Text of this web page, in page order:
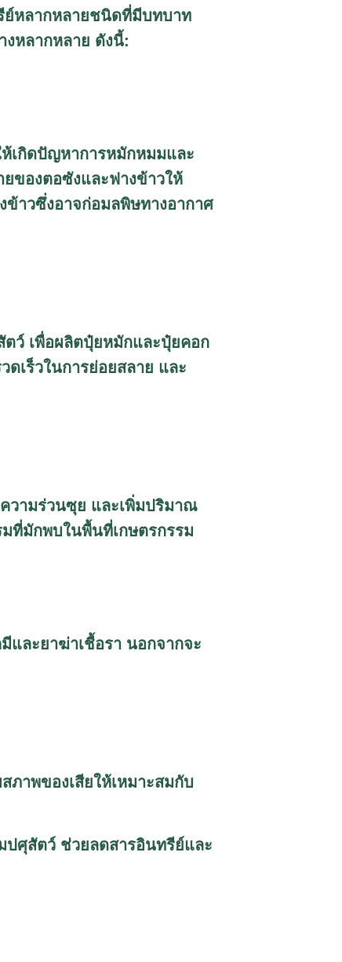
ย์หลากหลายชนิดที่มีบทบาท
งหลากหลาย ดังนี้:
ห้เกิดปัญหาการหมักหมมและ
ของตอซังและฟางข้าวให้
าวซึ่งอาจก่อมลพิษทางอากาศ
ว์ เพื่อผลิตปุ๋ยหมักและปุ๋ยคอก
เร็วในการย่อยสลาย และ
วามร่วนซุย และเพิ่มปริมาณ
ที่มักพบในพื้นที่เกษตรกรรม
และยาฆ่าเชื้อรา นอกจากจะ
าพของเสียให้เหมาะสมกับ
ปศุสัตว์ ช่วยลดสารอินทรีย์และ